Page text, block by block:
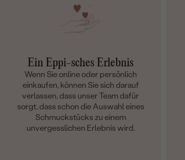
Ein Eppi-sches Erlebnis
Wenn Sie online oder persönlich
einkaufen, können Sie sich darauf
verlassen, dass unser Team dafür
sorgt, dass schon die Auswahl eines
Schmuckstücks zu einem
unvergesslichen Erlebnis wird.